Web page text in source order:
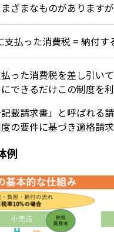
ざまなものがあります
払った消費税 = 納付す
った消費税を差し引い
できるだけこの制度を
載請求書」と呼ばれる
の要件に基づき適格請
例